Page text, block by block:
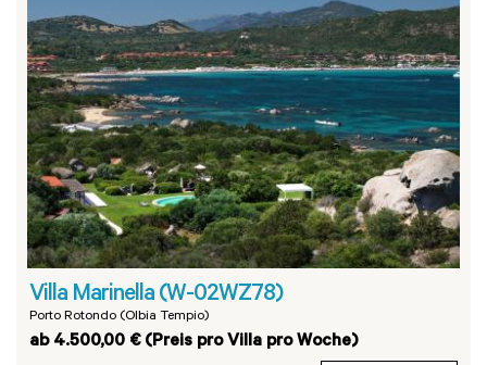
Villa Marinella (W-02WZ78)
Porto Rotondo (Olbia Tempio)
ab 4.500,00 € (Preis pro Villa pro Woche)